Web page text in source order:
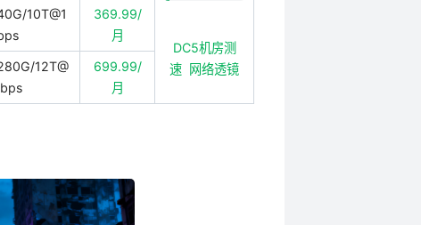
DC5机房测
速 网络透镜
10T@1
369.99/
月
12T@
699.99/
月